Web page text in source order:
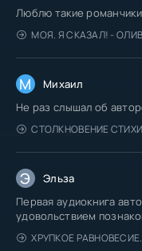
Люблю такие романчики
МОЯ. Я СКАЗАЛ! -
М Михаил
Не раз слышал об
СТОЛКНОВЕНИЕ
Э Эльза
Первая аудиокнига
удовольствием
ХРУПКОЕ